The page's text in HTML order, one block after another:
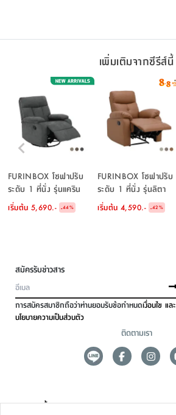
เพิ่มเติมจากซีรีส์นี้
FURINBOX โซฟาปรับ
ระดับ 1 ที่นั่ง รุ่นแคริน
เริ่มต้น 5,690.- -44%
FURINBOX โซฟาปรับ
ระดับ 1 ที่นั่ง รุ่นลิตา
เริ่มต้น 4,590.- -42%
สมัครรับข่าวสาร
การสมัครสมาชิกถือว่าท่านยอมรับข้อกำหนดเงื่อนไข และ
นโยบายความเป็นส่วนตัว
ติดตามเรา
ดูแลลูกค้า